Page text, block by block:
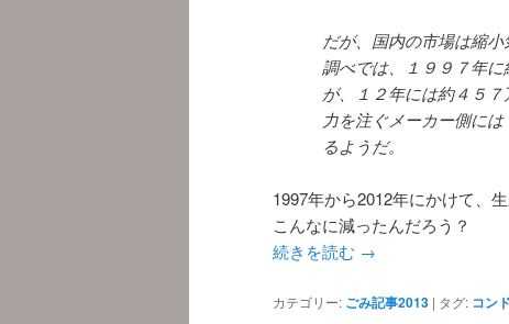
だが、国内の市場は縮
調べでは、１９９７年
が、１２年には約４５
力を注ぐメーカー側に
るようだ。
1997年から2012年にかけて、
こんなに減ったんだろう？
続きを読む →
カテゴリー: ごみ記事2013 | タグ: コン